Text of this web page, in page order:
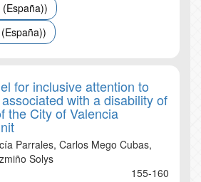
for inclusive attention to
with a disability of
the City of Valencia
Parrales, Carlos Mego Cubas,
Solys
155-160